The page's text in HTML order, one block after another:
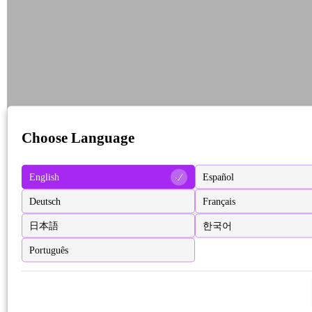
Choose Language
English Español
Deutsch Français
日本語 한국어
Português